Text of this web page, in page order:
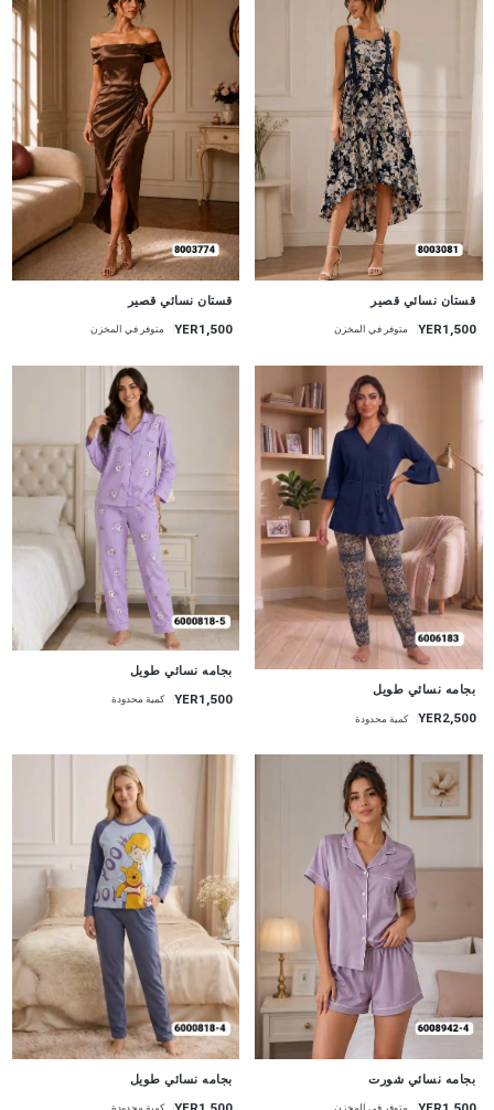
قستان نسائي قصير
YER1,500 متوفر في المخزن
قستان نسائي قصير
YER1,500 متوفر في المخزن
جديد
بجامه نسائي طويل
YER2,500 كمية محدودة
بجامه نسائي طويل
YER1,500 كمية محدودة
بجامه نسائي شورت بجامه نسائي طويل